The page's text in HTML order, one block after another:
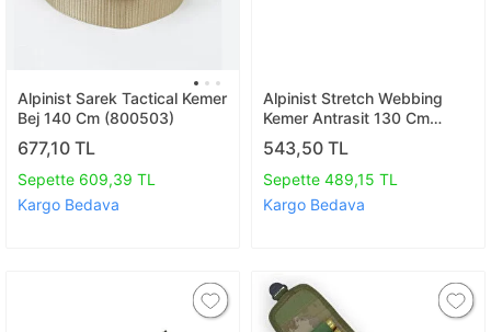
Alpinist Sarek Tactical Kemer
Bej 140 Cm (800503)
677,10 TL
Sepette 609,39 TL
Kargo Bedava
Alpinist Stretch Webbing
Kemer Antrasit 130 Cm
(800504)
543,50 TL
Sepette 489,15 TL
Kargo Bedava